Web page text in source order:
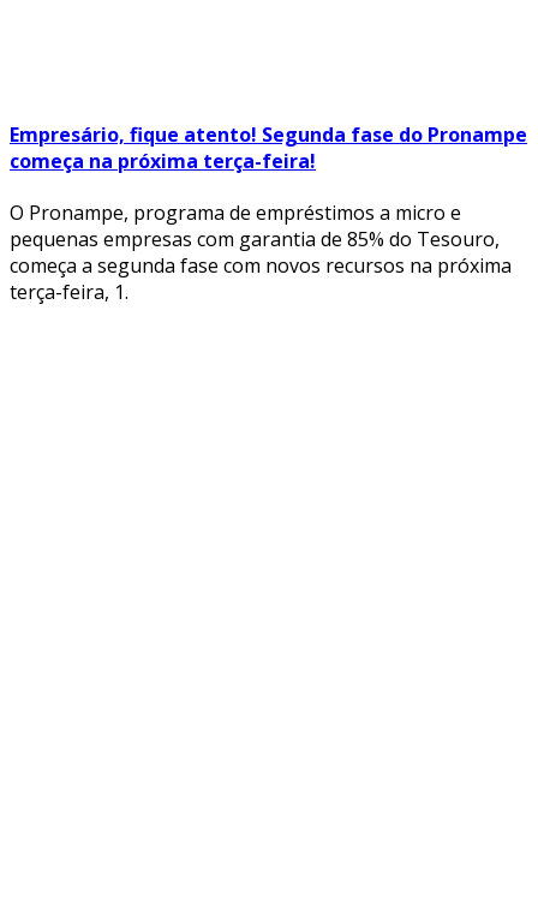
Empresário, fique atento! Segunda fase do Pronampe
começa na próxima terça-feira!
O Pronampe, programa de empréstimos a micro e
pequenas empresas com garantia de 85% do Tesouro,
começa a segunda fase com novos recursos na próxima
terça-feira, 1.